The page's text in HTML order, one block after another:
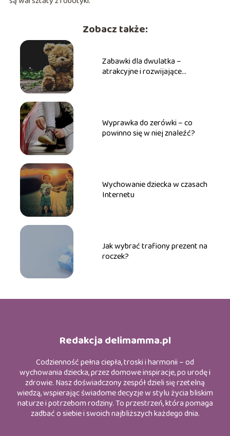
Zobacz także:
Zabawki dla dwulatka –
atrakcyjne i rozwijające
Wyprawka do zerówki – co
powinno się w niej znaleźć?
Wychowanie dziecka w czasach
Internetu
Jak wybrać trafiony prezent na
roczek?
Redakcja delimamma.pl
Codzienność pełna ciepła, troski i harmonii – od
wychowania dziecka, przez domowe inspiracje, po urodę i
zdrowie. Nasz doświadczony zespół dzieli się rzetelną
wiedzą, wspierając świadome decyzje w stylu życia bliskim
naturze i potrzebom rodziny. To przestrzeń, która pomaga
zadbać o siebie i swoich najbliższych każdego dnia.